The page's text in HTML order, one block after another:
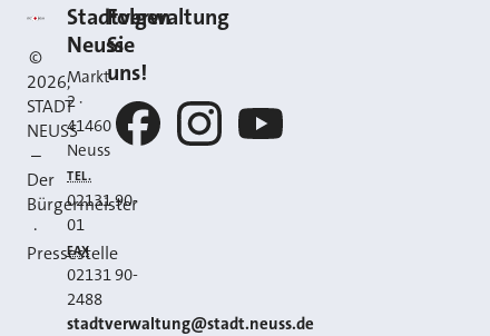
Stadt Neuss
©
2026,
STADT
NEUSS
–
Der
Bürgermeister
·
Pressestelle
Kontakt
Stadtverwaltung
Neuss
Markt
2 ·
41460
Neuss
TEL.
02131 90-
01
FAX
02131 90-
2488
E-MAIL
stadtverwaltung@stadt.neuss.de
Folgen
Sie
uns!